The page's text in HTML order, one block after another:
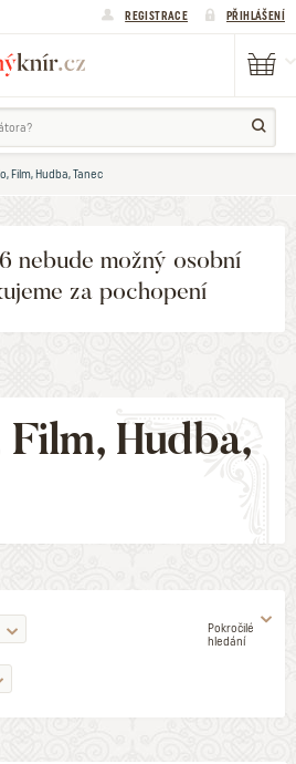
REGISTRACE PŘIHLÁŠENÍ
Film, Hudba, Tanec
nebude možný osobní
za pochopení
Hudba,
Pokročilé
hledání